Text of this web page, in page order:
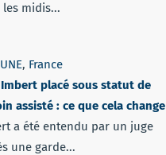
midis...
, France
Imbert placé sous statut de
assisté : ce que cela change
a été entendu par un juge
une garde...